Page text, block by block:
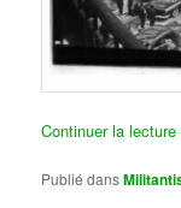
Continuer la lecture
Publié dans